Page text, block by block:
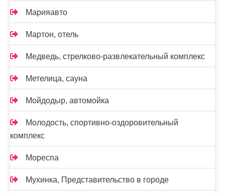
Марияавто
Мартон, отель
Медведь, стрелково-развлекательный комплекс
Метелица, сауна
Мойдодыр, автомойка
Молодость, спортивно-оздоровительный
комплекс
Мореспа
Мухинка, Представительство в городе